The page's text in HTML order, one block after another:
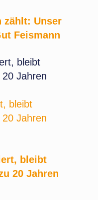
zählt: Unser
Feismann
bleibt
Jahren
bleibt
20 Jahren